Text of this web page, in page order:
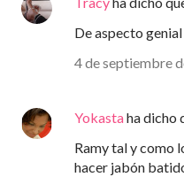
De aspecto
4 de septiembre
Yokastaha dicho
Ramy tal y como
hacer jabón